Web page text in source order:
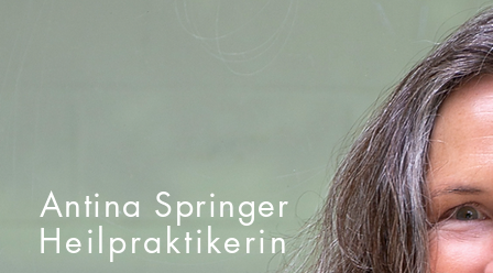
Antina Springer
Heilpraktikerin